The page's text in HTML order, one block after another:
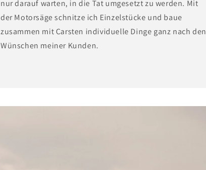
nur darauf warten, in die Tat umgesetzt zu werden. Mit
der Motorsäge schnitze ich Einzelstücke und baue
zusammen mit Carsten individuelle Dinge ganz nach den
Wünschen meiner Kunden.